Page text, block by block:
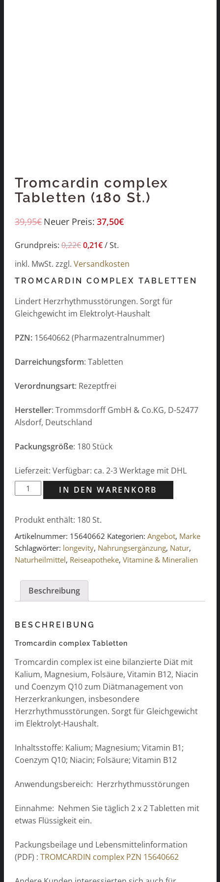
Tromcardin complex
Tabletten (180 St.)
39,95€ Neuer Preis: 37,50€
Grundpreis: 0,22€0,21€/St.
inkl. MwSt. zzgl. Versandkosten
TROMCARDIN COMPLEX TABLETTEN
Lindert Herzrhythmusstörungen. Sorgt für
Gleichgewicht im Elektrolyt-Haushalt
PZN: 15640662 (Pharmazentralnummer)
Darreichungsform: Tabletten
Verordnungsart: Rezeptfrei
Hersteller: Trommsdorff GmbH & Co.KG, D-52477
Alsdorf, Deutschland
Packungsgröße: 180 Stück
Lieferzeit: Verfügbar: ca. 2-3 Werktage mit DHL
Tromcardin
complex
(180
St.)
Menge
IN DEN WARENKORB
Produkt enthält: 180 St.
Artikelnummer: 15640662 Kategorien: Angebot, Marke
Schlagwörter: longevity, Nahrungsergänzung, Natur,
Naturheilmittel, Reiseapotheke, Vitamine & Mineralien
Beschreibung
BESCHREIBUNG
Tromcardin complex Tabletten
Tromcardin complex ist eine bilanzierte Diät mit
Kalium, Magnesium, Folsäure, Vitamin B12, Niacin
und Coenzym Q10 zum Diätmanagement von
Herzerkrankungen, insbesondere
Herzrhythmusstörungen. Sorgt für Gleichgewicht
im Elektrolyt-Haushalt.
Inhaltsstoffe: Kalium; Magnesium; Vitamin B1;
Coenzym Q10; Niacin; Folsäure; Vitamin B12
Anwendungsbereich: Herzrhythmusstörungen
Einnahme: Nehmen Sie täglich 2 x 2 Tabletten mit
etwas Flüssigkeit ein.
Packungsbeilage und Lebensmittelinformation
(PDF) : TROMCARDIN complex PZN 15640662